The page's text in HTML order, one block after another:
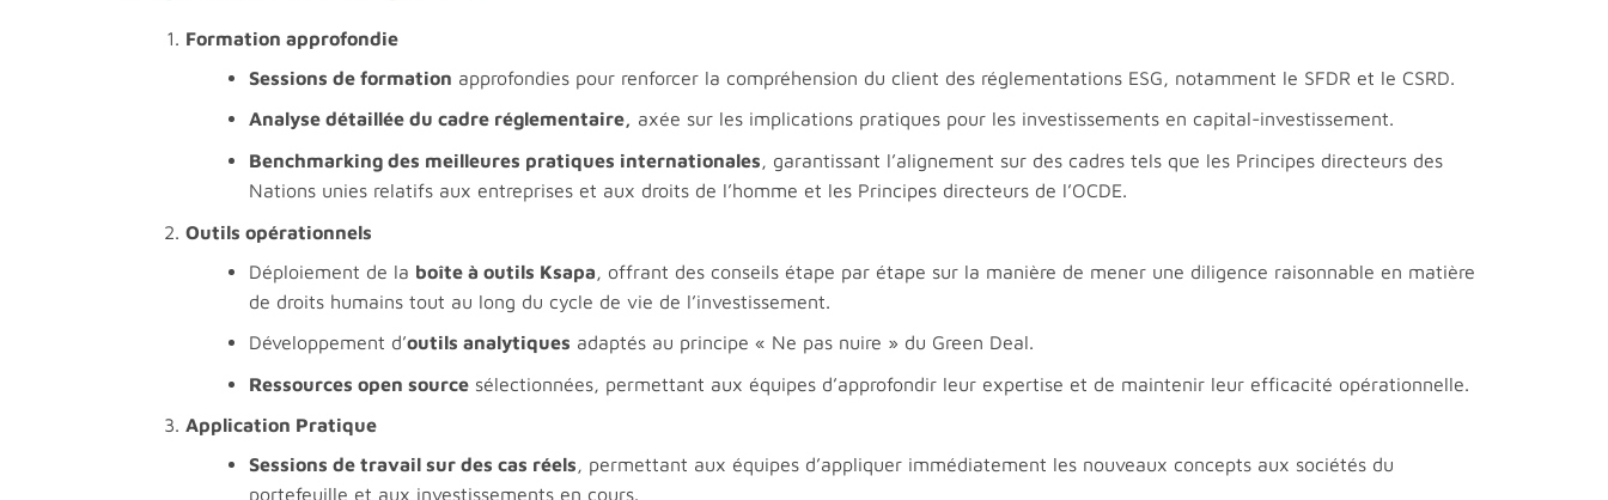
Formation approfondie
Sessions de formation approfondies pour renforcer la compréhension du client des réglementations ESG, notamment le SFDR et le CSRD.
Analyse détaillée du cadre réglementaire, axée sur les implications pratiques pour les investissements en capital-investissement.
Benchmarking des meilleures pratiques internationales, garantissant l’alignement sur des cadres tels que les Principes directeurs des
Nations unies relatifs aux entreprises et aux droits de l’homme et les Principes directeurs de l’OCDE.
Outils opérationnels
Déploiement de la boîte à outils Ksapa , offrant des conseils étape par étape sur la manière de mener une diligence raisonnable en matière
de droits humains tout au long du cycle de vie de l’investissement.
Développement d’outils analytiques adaptés au principe « Ne pas nuire » du Green Deal.
Ressources open sourcesélectionnées, permettant aux équipes d’approfondir leur expertise et de maintenir leur efficacité opérationnelle.
Application Pratique
Sessions de travail sur des cas réels, permettant aux équipes d’appliquer immédiatement les nouveaux concepts aux sociétés du
portefeuille et aux investissements en cours.